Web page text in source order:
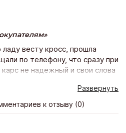
весту кросс, прошла
по телефону, что сразу при
не надежный и свои слова
как будто
состоялась, но остался
Развернуть
к отзыву (0)